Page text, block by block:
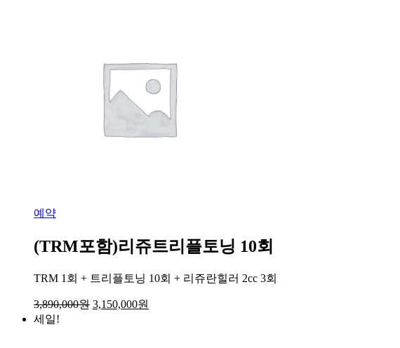
예약
(TRM포함)리쥬트리플토닝 10회
TRM 1회 + 트리플토닝 10회 + 리쥬란힐러 2cc 3회
3,890,000원 3,150,000원
세일!